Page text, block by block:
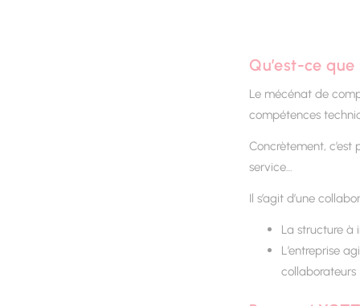
Qu’est-ce
Le mécénat de
compétences
Concrètement,
service…
Il s’agit d’une
La structure à
L’entreprise
collaborateurs